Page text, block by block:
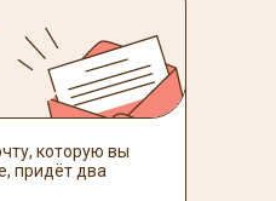
которую вы
придёт два